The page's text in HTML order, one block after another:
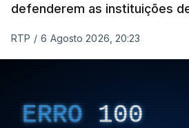
defenderem as instituições
RTP / 6 Agosto 2026, 20:23
ERRO 100